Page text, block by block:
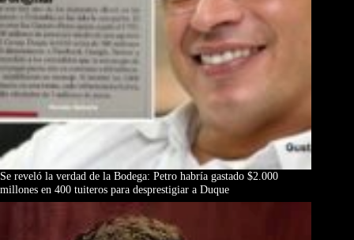
Se reveló la verdad de la Bodega: Petro habría gastado $2.000
millones en 400 tuiteros para desprestigiar a Duque